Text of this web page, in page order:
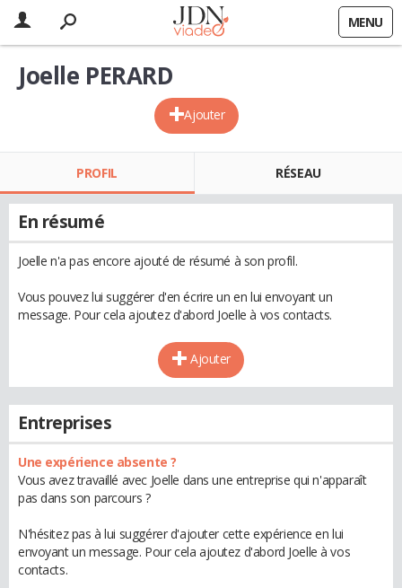
MENU
Ajouter
Joelle PERARD
PROFIL RÉSEAU
En résumé
Joelle n'a pas encore ajouté de résumé à son profil.
Vous pouvez lui suggérer d'en écrire un en lui envoyant un
message. Pour cela ajoutez d'abord Joelle à vos contacts.
Ajouter
Entreprises
Une expérience absente ?
Vous avez travaillé avec Joelle dans une entreprise qui n'apparaît
pas dans son parcours ?
N'hésitez pas à lui suggérer d'ajouter cette expérience en lui
envoyant un message. Pour cela ajoutez d'abord Joelle à vos
contacts.